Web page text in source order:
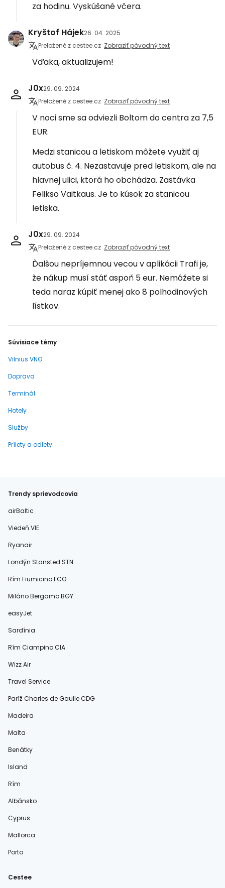
za hodinu. Vyskúšané včera.
Kryštof Hájek26. 04. 2025
Preložené z cestee.cz Zobraziť pôvodný text
Vďaka, aktualizujem!
J0x29. 09. 2024
Preložené z cestee.cz Zobraziť pôvodný text
V noci sme sa odviezli Boltom do centra za 7,5
EUR.
Medzi stanicou a letiskom môžete využiť aj
autobus č. 4. Nezastavuje pred letiskom, ale na
hlavnej ulici, ktorá ho obchádza. Zastávka
Felikso Vaitkaus. Je to kúsok za stanicou
letiska.
J0x29. 09. 2024
Preložené z cestee.cz Zobraziť pôvodný text
Ďalšou nepríjemnou vecou v aplikácii Trafi je,
že nákup musí stáť aspoň 5 eur. Nemôžete si
teda naraz kúpiť menej ako 8 polhodinových
lístkov.
Súvisiace témy
Vilnius VNO
Doprava
Terminál
Hotely
Služby
Prílety a odlety
Trendy sprievodcovia
airBaltic
Viedeň VIE
Ryanair
Londýn Stansted STN
Rím Fiumicino FCO
Miláno Bergamo BGY
easyJet
Sardínia
Rím Ciampino CIA
Wizz Air
Travel Service
Paríž Charles de Gaulle CDG
Madeira
Malta
Benátky
Island
Rím
Albánsko
Cyprus
Mallorca
Porto
Cestee